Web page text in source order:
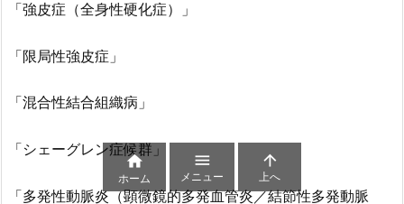
「強皮症（全身性硬化症）」
「限局性強皮症」
「混合性結合組織病」
「シェーグレン症候群」
「多発性動脈炎（顕微鏡的多発血管炎／結節性多発動脈

ホーム

メニュー

上へ